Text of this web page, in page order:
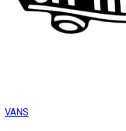
VANS